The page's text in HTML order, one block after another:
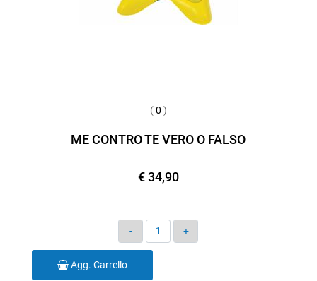
(0 )
ME CONTRO TE VERO O FALSO
€ 34,90
Quantità
Agg. Carrello